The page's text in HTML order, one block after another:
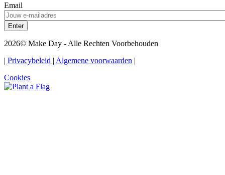
Email
2026© Make Day - Alle Rechten Voorbehouden
| Privacybeleid | Algemene voorwaarden |
Cookies